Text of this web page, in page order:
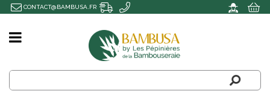
CONTACT@BAMBUSA.FR